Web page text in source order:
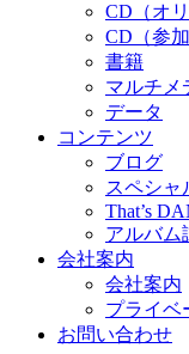
CD（オ
CD（参加
書籍
マルチメ
データ
コンテンツ
ブログ
スペシャ
That’s
アルバム
会社案内
会社案内
プライベ
お問い合わせ